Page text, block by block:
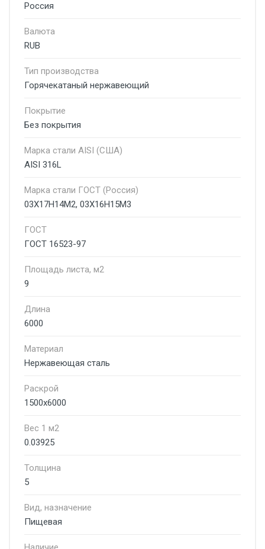
Россия
Валюта
RUB
Тип производства
Горячекатаный нержавеющий
Покрытие
Без покрытия
Марка стали AISI (США)
AISI 316L
Марка стали ГОСТ (Россия)
03Х17Н14М2, 03Х16Н15М3
ГОСТ
ГОСТ 16523-97
Площадь листа, м2
9
Длина
6000
Материал
Нержавеющая сталь
Раскрой
1500х6000
Вес 1 м2
0.03925
Толщина
5
Вид, назначение
Пищевая